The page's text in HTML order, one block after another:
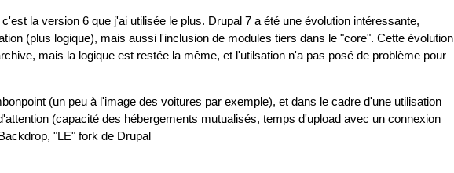
la version 6 que j'ai utilisée le plus. Drupal 7 a été une évolution intéressante,
(plus logique), mais aussi l'inclusion de modules tiers dans le "core". Cette évolution
mais la logique est restée la même, et l'utilsation n'a pas posé de problème pour
(un peu à l'image des voitures par exemple), et dans le cadre d'une utilisation
(capacité des hébergements mutualisés, temps d'upload avec un connexion
"LE" fork de Drupal